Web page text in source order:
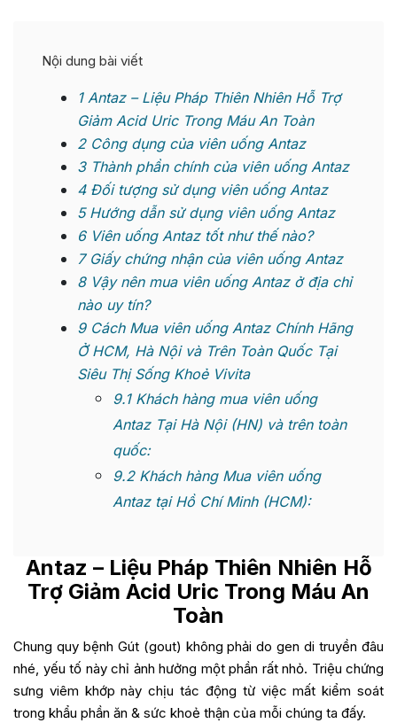
Nội dung bài viết
1Antaz – Liệu Pháp Thiên Nhiên Hỗ Trợ
Giảm Acid Uric Trong Máu An Toàn
2Công dụng của viên uống Antaz
3Thành phần chính của viên uống Antaz
4Đối tượng sử dụng viên uống Antaz
5Hướng dẫn sử dụng viên uống Antaz
6Viên uống Antaz tốt như thế nào?
7Giấy chứng nhận của viên uống Antaz
8Vậy nên mua viên uống Antaz ở địa chỉ
nào uy tín?
9Cách Mua viên uống Antaz Chính Hãng
Ở HCM, Hà Nội và Trên Toàn Quốc Tại
Siêu Thị Sống Khoẻ Vivita
9.1Khách hàng mua viên uống
Antaz Tại Hà Nội (HN) và trên toàn
quốc:
9.2Khách hàng Mua viên uống
Antaz tại Hồ Chí Minh (HCM):
Antaz – Liệu Pháp Thiên Nhiên Hỗ
Trợ Giảm Acid Uric Trong Máu An
Toàn
Chung quy bệnh Gút (gout) không phải do gen di truyền đâu
nhé, yếu tố này chỉ ảnh hưởng một phần rất nhỏ. Triệu chứng
sưng viêm khớp này chịu tác động từ việc mất kiểm soát
trong khẩu phần ăn & sức khoẻ thận của mỗi chúng ta đấy.